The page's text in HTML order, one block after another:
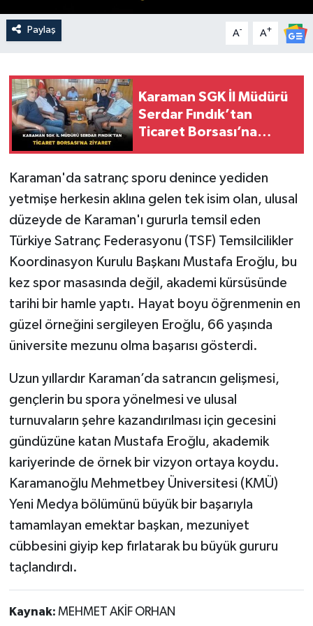
Paylaş A- A+
Karaman SGK İl Müdürü
Serdar Fındık’tan
Ticaret Borsası’na
Karaman'da satranç sporu denince yediden
yetmişe herkesin aklına gelen tek isim olan, ulusal
düzeyde de Karaman'ı gururla temsil eden
Türkiye Satranç Federasyonu (TSF) Temsilcilikler
Koordinasyon Kurulu Başkanı Mustafa Eroğlu, bu
kez spor masasında değil, akademi kürsüsünde
tarihi bir hamle yaptı. Hayat boyu öğrenmenin en
güzel örneğini sergileyen Eroğlu, 66 yaşında
üniversite mezunu olma başarısı gösterdi.
Uzun yıllardır Karaman’da satrancın gelişmesi,
gençlerin bu spora yönelmesi ve ulusal
turnuvaların şehre kazandırılması için gecesini
gündüzüne katan Mustafa Eroğlu, akademik
kariyerinde de örnek bir vizyon ortaya koydu.
Karamanoğlu Mehmetbey Üniversitesi (KMÜ)
Yeni Medya bölümünü büyük bir başarıyla
tamamlayan emektar başkan, mezuniyet
cübbesini giyip kep fırlatarak bu büyük gururu
taçlandırdı.
Kaynak: MEHMET AKİF ORHAN